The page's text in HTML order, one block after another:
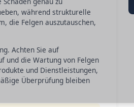
während strukturelle
die Felgen auszutauschen,
Achten Sie auf
und die Wartung von Felgen
und Dienstleistungen,
Überprüfung bleiben